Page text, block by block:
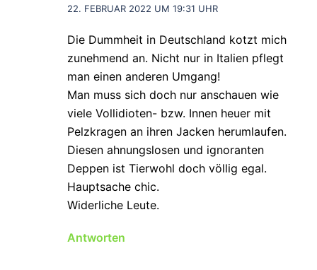
22. FEBRUAR 2022 UM 19:31 UHR
Die Dummheit in Deutschland kotzt mich
zunehmend an. Nicht nur in Italien pflegt
man einen anderen Umgang!
Man muss sich doch nur anschauen wie
viele Vollidioten- bzw. Innen heuer mit
Pelzkragen an ihren Jacken herumlaufen.
Diesen ahnungslosen und ignoranten
Deppen ist Tierwohl doch völlig egal.
Hauptsache chic.
Widerliche Leute.
Antworten